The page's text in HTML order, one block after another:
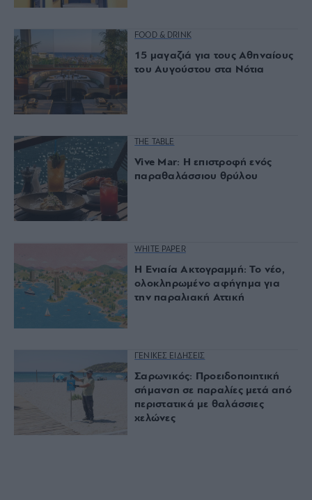
FOOD & DRINK
15 μαγαζιά για τους Αθηναίους
του Αυγούστου στα Νότια
THE TABLE
Vive Mar: Η επιστροφή ενός
παραθαλάσσιου θρύλου
WHITE PAPER
Η Ενιαία Ακτογραμμή: Το νέο,
ολοκληρωμένο αφήγημα για
την παραλιακή Αττική
ΓΕΝΙΚΕΣ ΕΙΔΗΣΕΙΣ
Σαρωνικός: Προειδοποιητική
σήμανση σε παραλίες μετά από
περιστατικά με θαλάσσιες
χελώνες